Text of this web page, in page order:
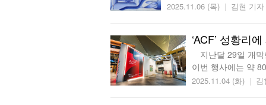
2025.11.06 (목) 김현 기자
‘ACF’ 성황리
지난달 29일 개막
이번 행사에는 약
2025.11.04 (화)